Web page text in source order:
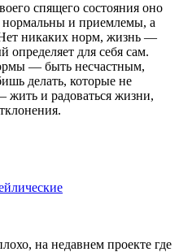
спящего состояния оно
нормальны и приемлемы, а
никаких норм, жизнь —
определяет для себя сам.
— быть несчастным,
делать, которые не
жить и радоваться жизни,
на недавнем проекте где